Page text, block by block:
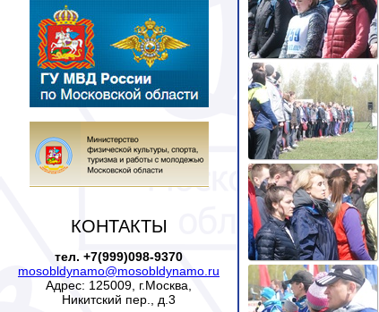
КОНТАКТЫ
тел. +7(999)098-9370
mosobldynamo@mosobldynamo.ru
Адрес: 125009, г.Москва,
Никитский пер., д.3